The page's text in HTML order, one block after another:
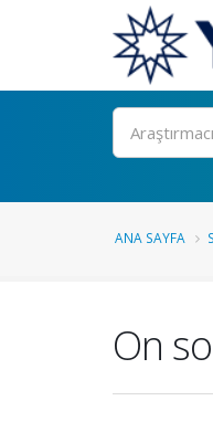
Ara
ANA SAYFA
On